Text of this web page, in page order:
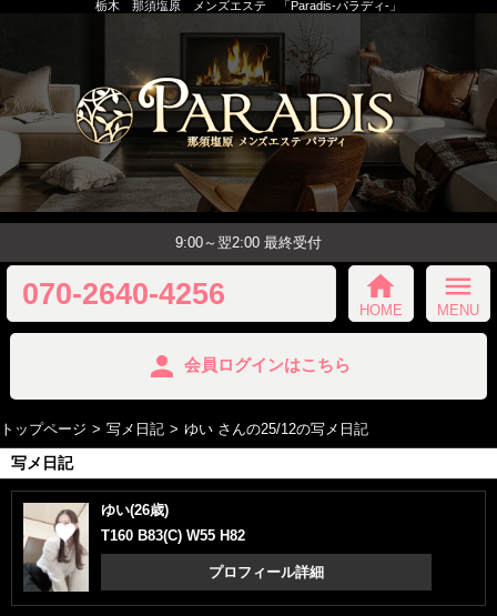
栃木 那須塩原 メンズエステ 「Paradis-パラディ-」
9:00～翌2:00 最終受付
070-2640-4256 home
HOME
menu
MENU
person 会員ログインはこちら
トップページ 写メ日記 ゆい さんの25/12の写メ日記
写メ日記
ゆい(26歳)
T160 B83(C) W55 H82
プロフィール詳細